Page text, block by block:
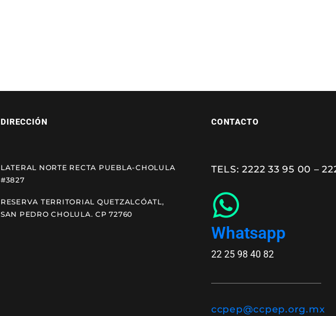
DIRECCIÓN
LATERAL NORTE RECTA PUEBLA-CHOLULA
#3827
RESERVA TERRITORIAL QUETZALCÓATL,
SAN PEDRO CHOLULA. CP 72760
CONTACTO
TELS: 2222 33 95 00 –
Whatsapp
22 25 98 40 82
ccpep@ccpep.org.mx